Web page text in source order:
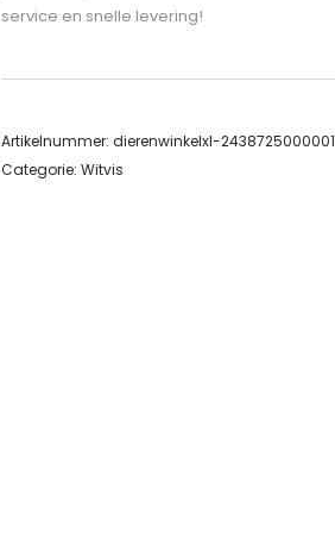
service en snelle levering!
Artikelnummer: dierenwinkelxl-2438725000001
Categorie: Witvis